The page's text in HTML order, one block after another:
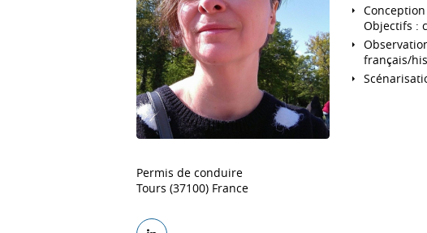
Permis de conduire
Tours (37100) France
Objectifs :
français/